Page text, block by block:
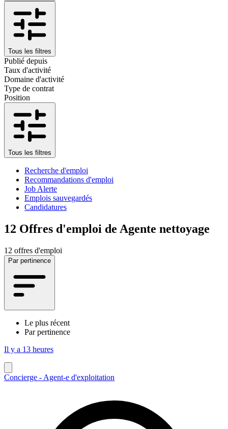
Tous les filtres
Publié depuis
Taux d'activité
Domaine d'activité
Type de contrat
Position
Tous les filtres
Recherche d'emploi
Recommandations d'emploi
Job Alerte
Emplois sauvegardés
Candidatures
12 Offres d'emploi de Agente nettoyage
12 offres d'emploi
Par pertinence
Le plus récent
Par pertinence
Il y a 13 heures
Concierge - Agent-e d'exploitation